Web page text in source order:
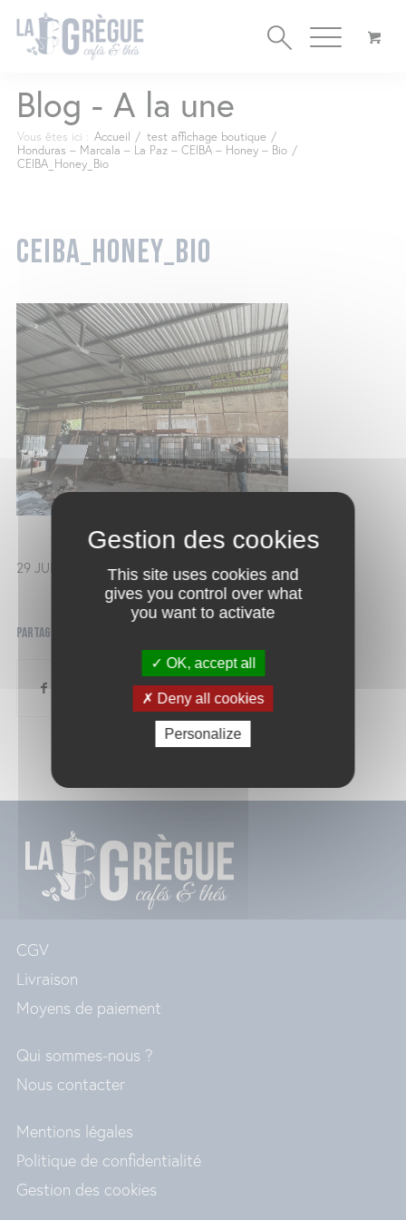
Blog - A la une
Vous êtes ici : Accueil / test affichage boutique /
Honduras – Marcala – La Paz – CEIBA – Honey – Bio /
CEIBA_Honey_Bio
CEIBA_HONEY_BIO
29 JUILLET 2025
Partager cette publication
CGV
Livraison
Moyens de paiement
Qui sommes-nous ?
Nous contacter
Mentions légales
Politique de confidentialité
Gestion des cookies
This site uses cookies and
gives you control over what
you want to activate
OK, accept all
Deny all cookies
Personalize